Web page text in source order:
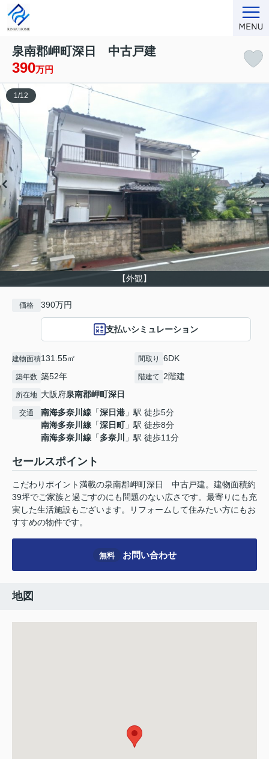
泉南郡岬町深日 中古戸建
390万円
【外観】
1 /12
価格 390万円
支払いシミュレーション
建物面積131.55㎡ 間取り 6DK
築年数 築52年 階建て 2階建
所在地 大阪府泉南郡岬町深日
交通 南海多奈川線 「深日港 」駅 徒歩5分
南海多奈川線 「深日町」駅 徒歩8分
南海多奈川線 「多奈川 」駅 徒歩11分
セールスポイント
こだわりポイント満載の泉南郡岬町深日 中古戸建。建物面積約
39坪でご家族と過ごすのにも問題のない広さです。最寄りにも充
実した生活施設もございます。リフォームして住みたい方にもお
すすめの物件です。
無料 お問い合わせ
地図